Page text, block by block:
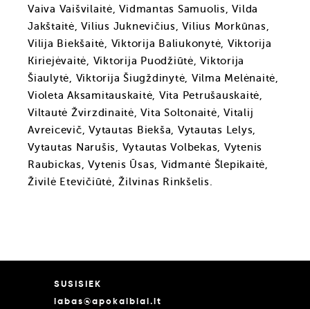
Vaiva Vaišvilaitė, Vidmantas Samuolis, Vilda
Jakštaitė, Vilius Juknevičius, Vilius Morkūnas,
Vilija Biekšaitė, Viktorija Baliukonytė, Viktorija
Kiriejėvaitė, Viktorija Puodžiūtė, Viktorija
Šiaulytė, Viktorija Šiugždinytė, Vilma Melėnaitė,
Violeta Aksamitauskaitė, Vita Petrušauskaitė,
Viltautė Žvirzdinaitė, Vita Soltonaitė, Vitalij
Avreicevič, Vytautas Biekša, Vytautas Lelys,
Vytautas Narušis, Vytautas Volbekas, Vytenis
Raubickas, Vytenis Ūsas, Vidmantė Šlepikaitė,
Živilė Etevičiūtė, Žilvinas Rinkšelis.
SUSISIEK
labas@apokalbiai.lt